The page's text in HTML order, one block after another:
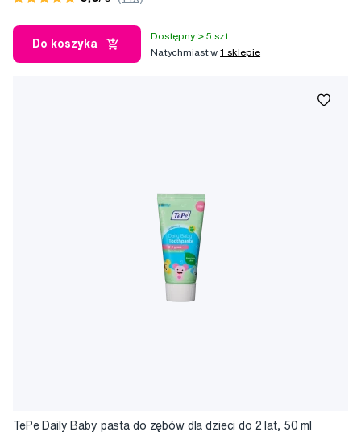
Do koszyka
Dostępny > 5 szt
Natychmiast w1 sklepie
TePe Daily Baby pasta do zębów dla dzieci do 2 lat, 50 ml